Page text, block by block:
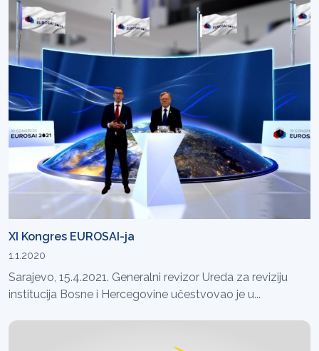
XI Kongres EUROSAI-ja
1.1.2020
Sarajevo, 15.4.2021. Generalni revizor Ureda za reviziju
institucija Bosne i Hercegovine učestvovao je u...